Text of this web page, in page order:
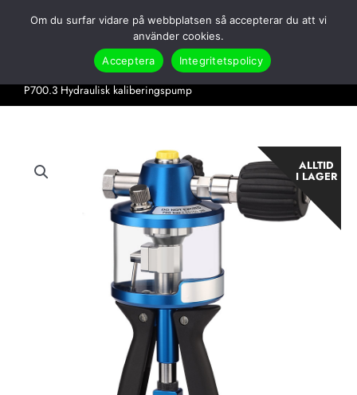
Search
Produkter Tryck & Kraft
Kalibreringspumpar
P700.3 Hydraulisk kaliberingspump
ALLTID
I LAGER
Om du surfar vidare på webbplatsen så accepterar du att vi
använder cookies.
Acceptera
Integritetspolicy